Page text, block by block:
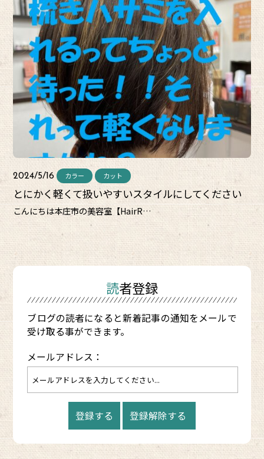
2024/5/16 カラー カット
とにかく軽くて扱いやすいスタイルにしてください
こんにちは本庄市の美容室【HairR…
読者登録
ブログの読者になると新着記事の通知をメールで
受け取る事ができます。
メールアドレス：